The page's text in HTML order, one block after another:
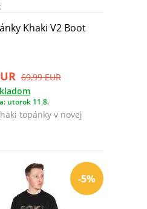
Khaki V2 Boot
69,99 EUR
utorok 11.8.
topánky v novej
-5%